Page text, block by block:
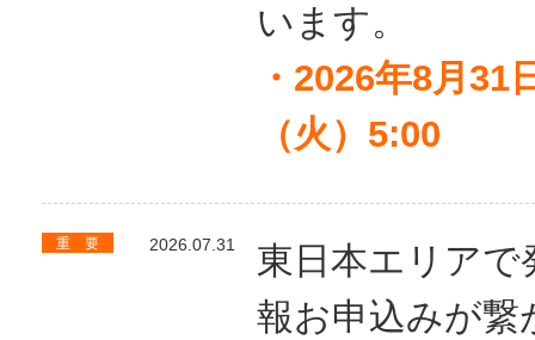
います。
・2026年8月31
（火）5:00
重 要 2026.07.31
東日本エリア
報お申込みが繋